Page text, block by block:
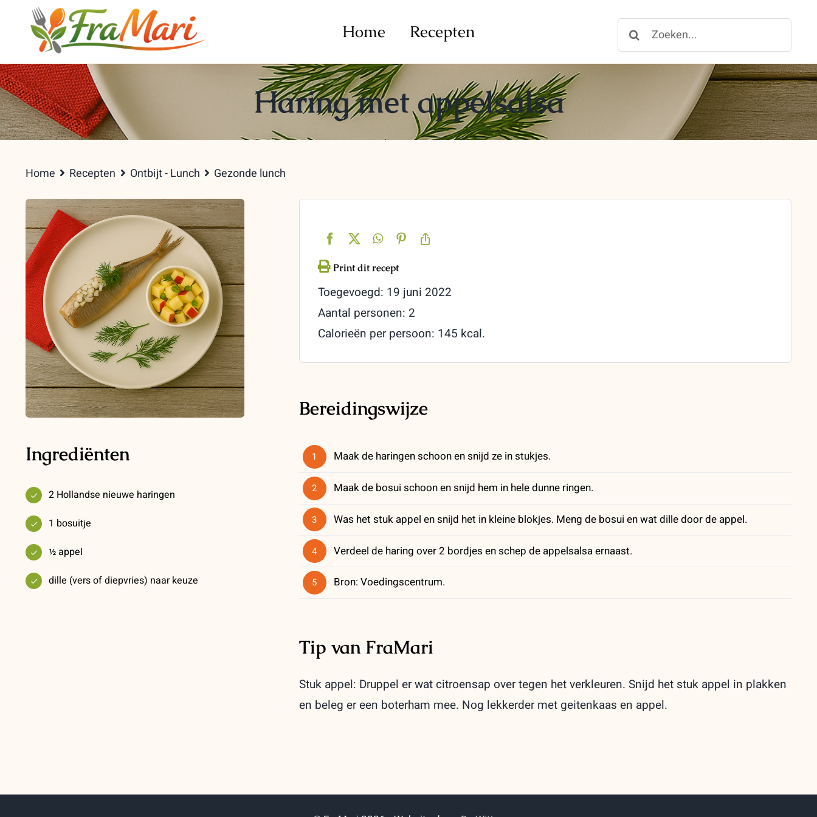
Home Recepten
for:
Haring met appelsalsa
Home Recepten Ontbijt - Lunch Gezonde lunch
Ingrediënten
2 Hollandse nieuwe haringen
1 bosuitje
½ appel
dille (vers of diepvries) naar keuze
Toegevoegd: 19 juni 2022
Aantal personen: 2
Calorieën per persoon: 145 kcal.
Bereidingswijze
1 Maak de haringen schoon en snijd ze in stukjes.
2 Maak de bosui schoon en snijd hem in hele dunne ringen.
3 Was het stuk appel en snijd het in kleine blokjes. Meng de bosui en wat dille door de appel.
4 Verdeel de haring over 2 bordjes en schep de appelsalsa ernaast.
5 Bron: Voedingscentrum.
Tip van FraMari
Stuk appel: Druppel er wat citroensap over tegen het verkleuren. Snijd het stuk appel in plakken
en beleg er een boterham mee. Nog lekkerder met geitenkaas en appel.